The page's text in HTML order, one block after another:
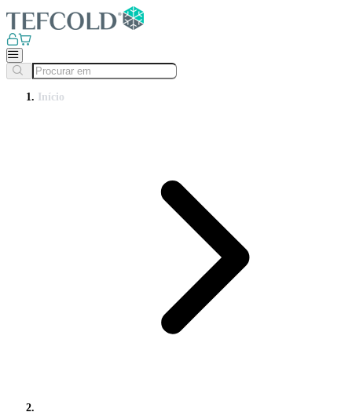
Início